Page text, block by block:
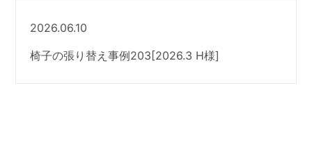
2026.06.10
椅子の張り替え事例203[2026.3 H様]